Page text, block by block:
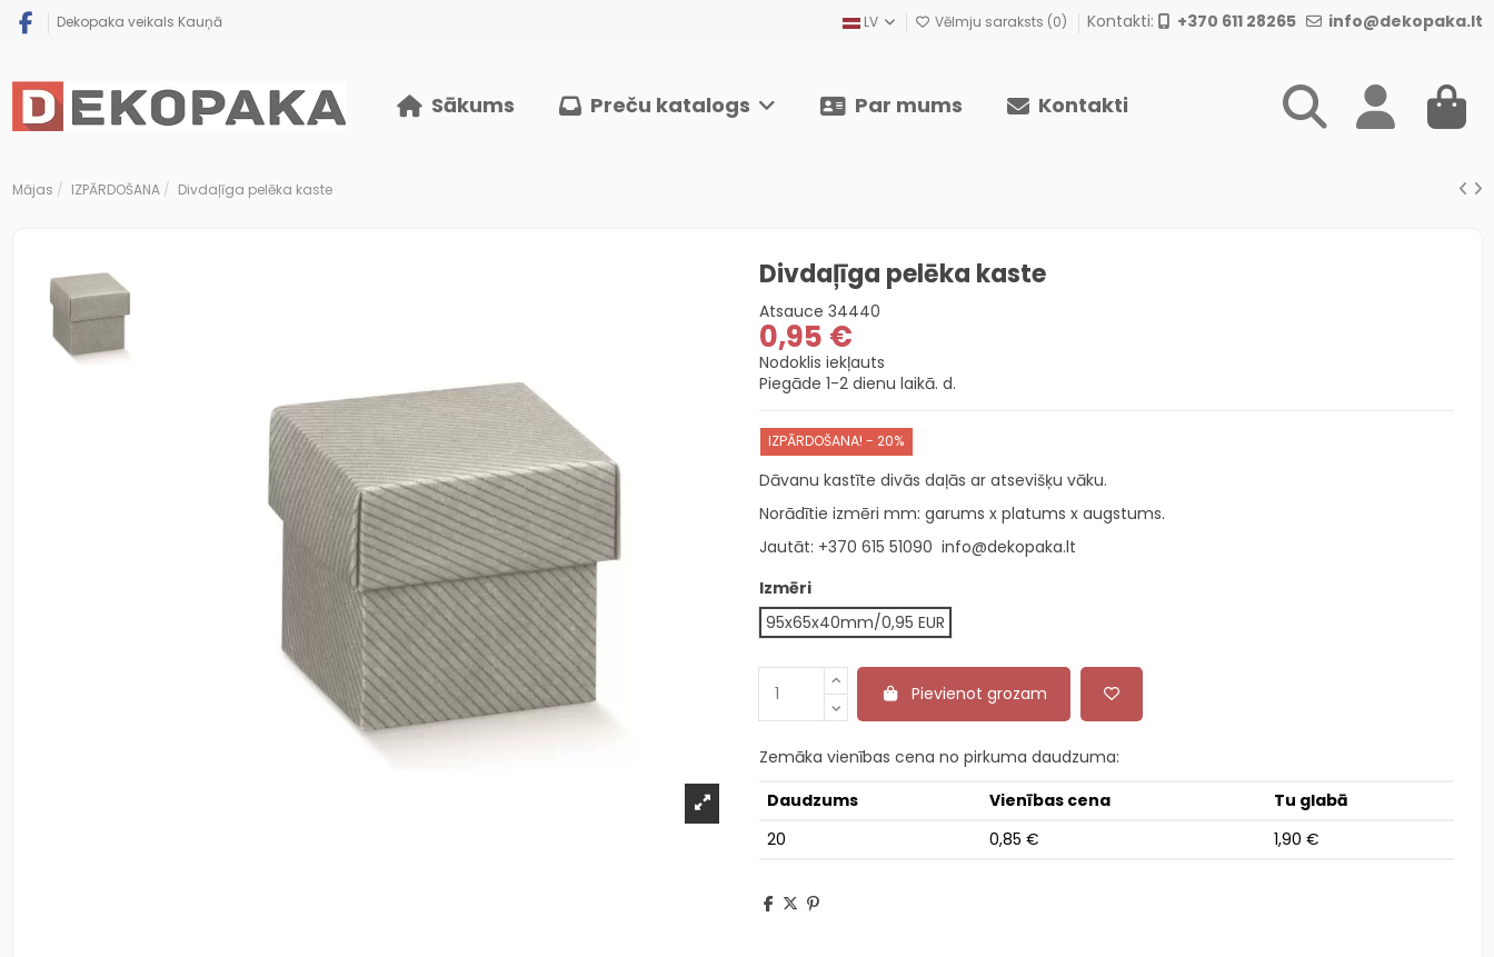
Dekopaka veikals Kauņā LV Vēlmju saraksts (0) Kontakti: +370 611 28265 info@dekopaka.lt
Sākums Preču katalogs Par mums Kontakti
Mājas IZPĀRDOŠANA Divdaļīga pelēka kaste
Divdaļīga pelēka kaste
Atsauce 34440
0,95 €
Nodoklis iekļauts
Piegāde 1-2 dienu laikā. d.
IZPĀRDOŠANA! - 20%
Dāvanu kastīte divās daļās ar atsevišķu vāku.
Norādītie izmēri mm: garums x platums x augstums.
Jautāt: +370 615 51090 info@dekopaka.lt
Izmēri
95x65x40mm/0,95 EUR
Pievienot grozam
Zemāka vienības cena no pirkuma daudzuma:
Daudzums
Vienības cena
Tu glabā
20
0,85 € 1,90 €